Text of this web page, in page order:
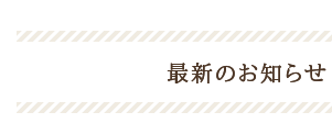
最新のお知らせ